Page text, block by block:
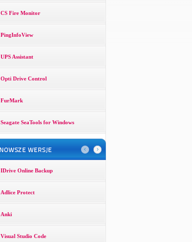
CS Fire Monitor
PingInfoView
UPS Assistant
Opti Drive Control
FurMark
Seagate SeaTools for Windows
IDrive Online Backup
Adlice Protect
Anki
Visual Studio Code